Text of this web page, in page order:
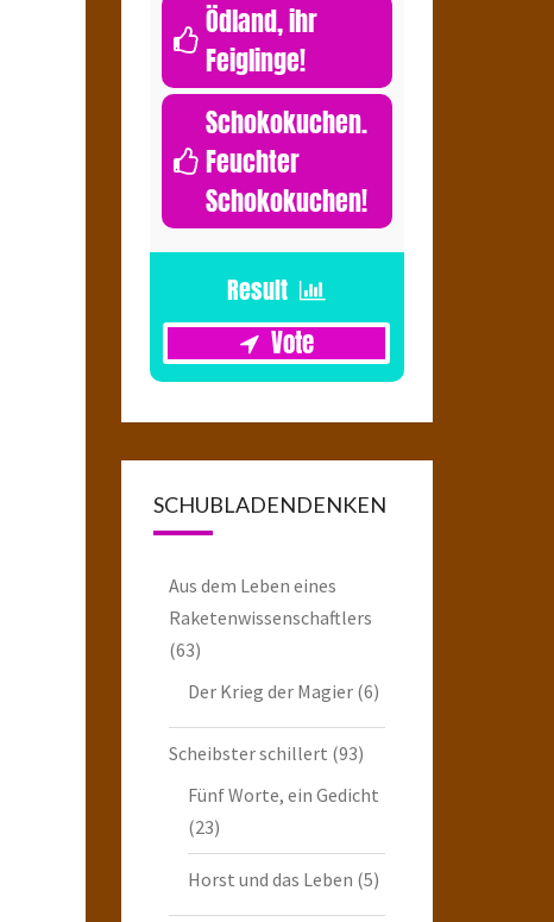
Ödland, ihr
Feiglinge!
Schokokuchen.
Feuchter
Schokokuchen!
SCHUBLADENDENKEN
Aus dem Leben eines
Raketenwissenschaftlers
(63)
Der Krieg der Magier(6)
Scheibster schillert (93)
Fünf Worte, ein Gedicht
(23)
Horst und das Leben (5)